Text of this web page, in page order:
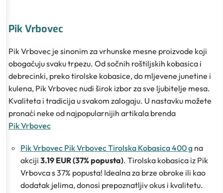
Pik Vrbovec
Pik Vrbovec je sinonim za vrhunske mesne proizvode koji
obogaćuju svaku trpezu. Od sočnih roštiljskih kobasica i
debrecinki, preko tirolske kobasice, do mljevene junetine i
kulena, Pik Vrbovec nudi širok izbor za sve ljubitelje mesa.
Kvaliteta i tradicija u svakom zalogaju. U nastavku možete
pronaći neke od najpopularnijih artikala brenda
Pik Vrbovec
Pik Vrbovec Pik Vrbovec Tirolska Kobasica 400 g na
akciji 3.19 EUR (37% popusta). Tirolska kobasica iz Pik
Vrbovca s 37% popusta! Idealna za brze obroke ili kao
dodatak jelima, donosi prepoznatljiv okus i kvalitetu.